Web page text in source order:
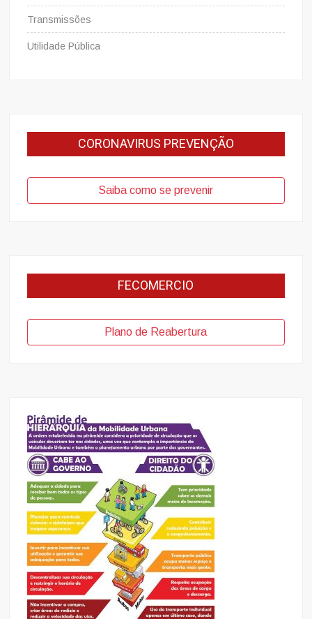
Transmissões
Utilidade Pública
CORONAVIRUS PREVENÇÃO
Saiba como se prevenir
FECOMERCIO
Plano de Reabertura